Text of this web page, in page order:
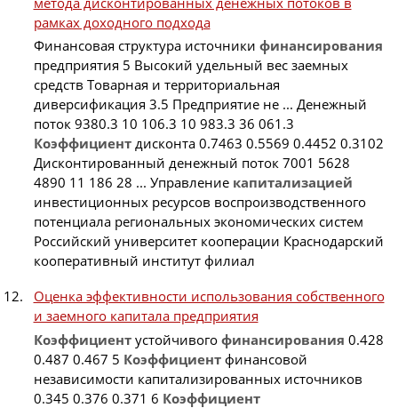
рамках доходного подхода
Финансовая структура источники финансирования
предприятия 5 Высокий удельный вес заемных
средств Товарная и территориальная
диверсификация 3.5 Предприятие не ... Денежный
поток 9380.3 10 106.3 10 983.3 36 061.3
Коэффициентдисконта 0.7463 0.5569 0.4452 0.3102
Дисконтированный денежный поток 7001 5628
4890 11 186 28 ... Управление капитализацией
инвестиционных ресурсов воспроизводственного
потенциала региональных экономических систем
Российский университет кооперации Краснодарский
кооперативный институт филиал
Оценка эффективности использования собственного
и заемного капитала предприятия
Коэффициентустойчивого финансирования 0.428
0.487 0.467 5 Коэффициентфинансовой
независимости капитализированных источников
0.345 0.376 0.371 6 Коэффициент